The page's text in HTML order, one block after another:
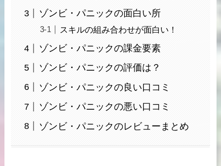
ゾンビ・パニックの面白い所
スキルの組み合わせが面白い！
ゾンビ・パニックの課金要素
ゾンビ・パニックの評価は？
ゾンビ・パニックの良い口コミ
ゾンビ・パニックの悪い口コミ
ゾンビ・パニックのレビューまとめ